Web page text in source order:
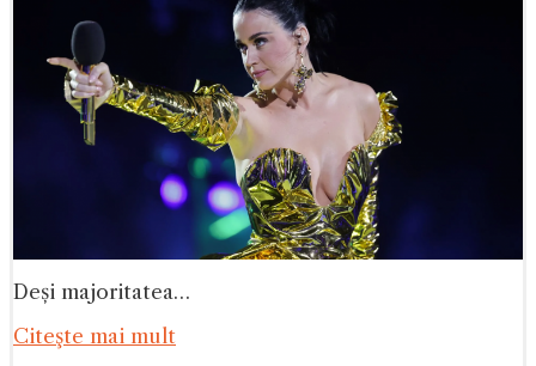
Deși majoritatea…
Citeşte mai mult